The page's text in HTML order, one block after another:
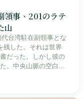
領事、201のラテ
山
台湾駐在副領事とな
残した。それは世界
だった。しかし彼の
。中央山脈の空白の
その鳥を千年以上呼